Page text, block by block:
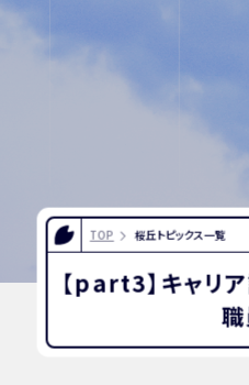
FOR EXAMINEES
INFORMATION
ユネスコ・スクール
入試相談用紙
TOP 桜丘トピックス一覧
【part3】キャリ